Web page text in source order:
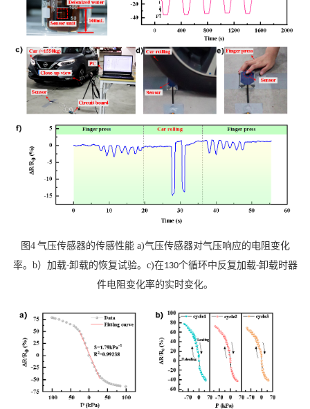
图4 气压传感器的传感性能 a)气压传感器对气压响应的电阻变化
率。 b） 加载-卸载的恢复试验。 c)在130个循环中反复加载-卸载时器
件电阻变化率的实时变化。